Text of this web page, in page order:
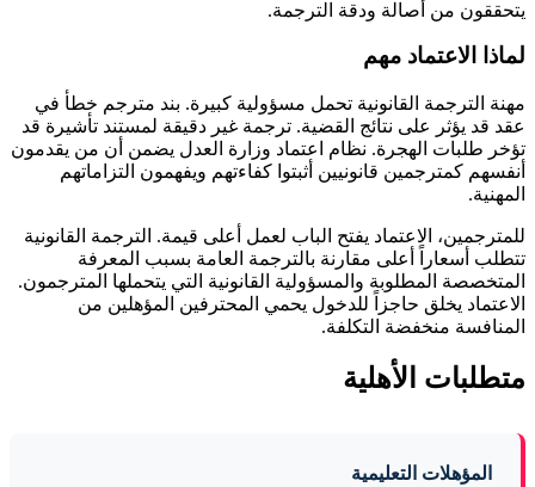
يتحققون من أصالة ودقة الترجمة.
لماذا الاعتماد مهم
مهنة الترجمة القانونية تحمل مسؤولية كبيرة. بند مترجم خطأ في
عقد قد يؤثر على نتائج القضية. ترجمة غير دقيقة لمستند تأشيرة قد
تؤخر طلبات الهجرة. نظام اعتماد وزارة العدل يضمن أن من يقدمون
أنفسهم كمترجمين قانونيين أثبتوا كفاءتهم ويفهمون التزاماتهم
المهنية.
للمترجمين، الاعتماد يفتح الباب لعمل أعلى قيمة. الترجمة القانونية
تتطلب أسعاراً أعلى مقارنة بالترجمة العامة بسبب المعرفة
المتخصصة المطلوبة والمسؤولية القانونية التي يتحملها المترجمون.
الاعتماد يخلق حاجزاً للدخول يحمي المحترفين المؤهلين من
المنافسة منخفضة التكلفة.
متطلبات الأهلية
المؤهلات التعليمية